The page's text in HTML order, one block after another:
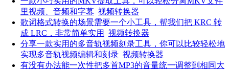
里视频、音频和字幕 视频转换器
歌词格式转换的场景需要一个小工具，帮我们把 KRC 转
成 LRC，非常简单实用
视频转换器
分享一款实用的多音轨视频刻录工具，你可以比较轻松地
实现多音轨视频编辑和刻录 视频转换器
有没有办法能一次性把多首MP3的音量统一调整到相同大